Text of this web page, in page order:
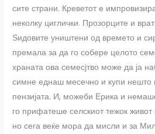
сите страни. Креветот е
неколку циглички. Прозорците и
Ѕидовите уништени од времето и
премала за да го собере целото
храната ова семесјтво може да ја
симне еднаш месечно и купи нешто
пензијата. И, можеби Ерика и
го прифатеше селскиот тежок
но сега веќе мора да мисли и за